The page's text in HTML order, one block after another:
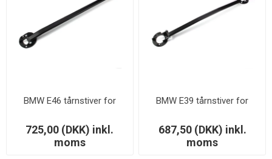
BMW E46 tårnstiver for
725,00 (DKK) inkl.
moms
BMW E39 tårnstiver for
687,50 (DKK) inkl.
moms